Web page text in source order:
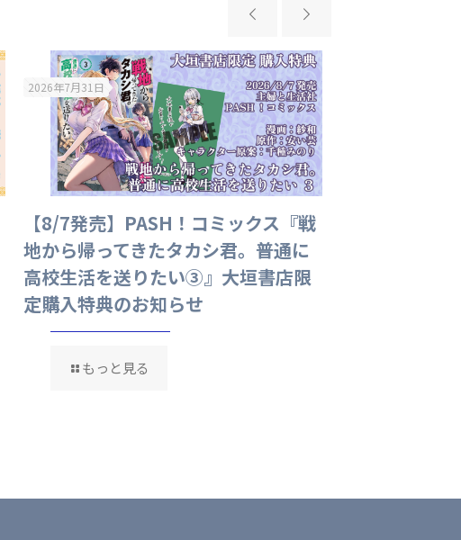
2026年7月31日
【8/7発売】PASH！コミックス『戦
地から帰ってきたタカシ君。普通に
高校生活を送りたい③』大垣書店限
定購入特典のお知らせ
もっと見る